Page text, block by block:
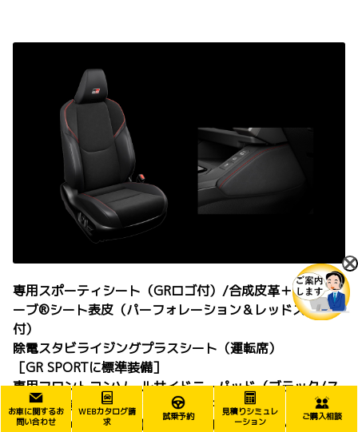
専用スポーティシート（GRロゴ付）/合成皮革＋ブランノ
ーブ®シート表皮（パーフォレーション＆レッドステッチ
付）
除電スタビライジングプラスシート（運転席）
［GR SPORTに標準装備］
専用フロントコンソールサイドニーパッド（ブラック/ス
エード調表皮巻き・レッドステッチ付）
［GR SPORTに標準装備。Zに販売店装着オプション］
お車に関するお
問い合わせ
WEBカタログ請
求
試乗予約
見積りシミュレ
ーション
ご購入相談